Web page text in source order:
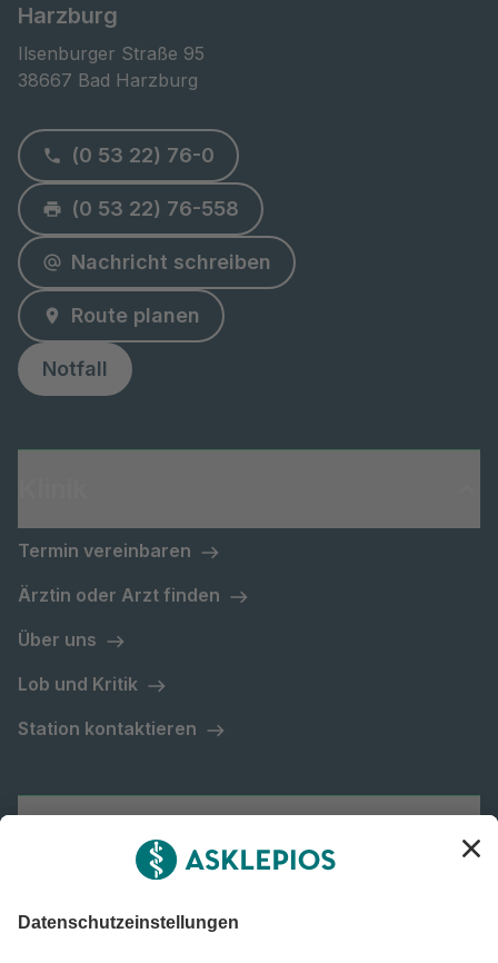
Harzburg
Ilsenburger Straße 95
38667 Bad Harzburg
(0 53 22) 76-0
(0 53 22) 76-558
Nachricht schreiben
Route planen
Notfall
Termin vereinbaren
Ärztin oder Arzt finden
Über uns
Lob und Kritik
Station kontaktieren
Asklepios Gruppe